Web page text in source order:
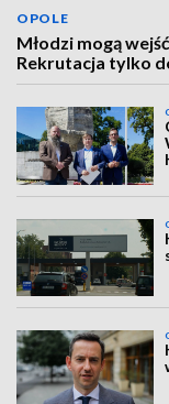
OPOLE
Młodzi mogą
Rekrutacja tylko